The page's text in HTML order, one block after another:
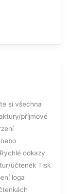
si všechna
příjmové
odkazy
účtenek Tisk
loga